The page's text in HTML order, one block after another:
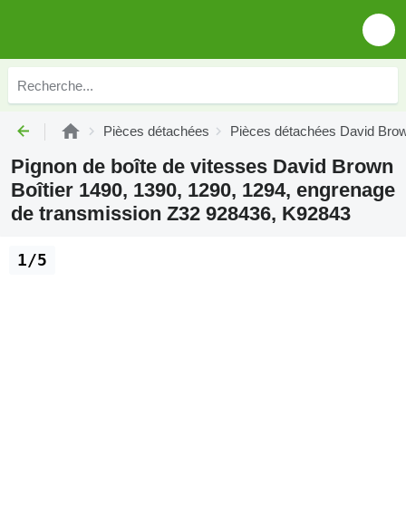
Pièces détachées Pièces détachées David
Pignon de boîte de vitesses David Brown
Boîtier 1490, 1390, 1290, 1294, engrenage
de transmission Z32 928436, K92843
1/5